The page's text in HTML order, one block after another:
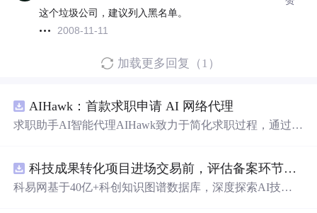
这个垃圾公司，建议列入黑名单。
2008-11-11
加载更多回复（1）
AIHawk：首款求职申请 AI 网络代理
求职助手AI智能代理AIHawk致力于简化求职过程，通过自
科技成果转化项目进场交易前，评估备案环节需要准备哪些材料？.docx
科易网基于40亿+科创知识图谱数据库，深度探索AI技术